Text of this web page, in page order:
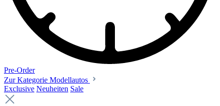
Pre-Order
Zur Kategorie Modellautos
Exclusive Neuheiten Sale